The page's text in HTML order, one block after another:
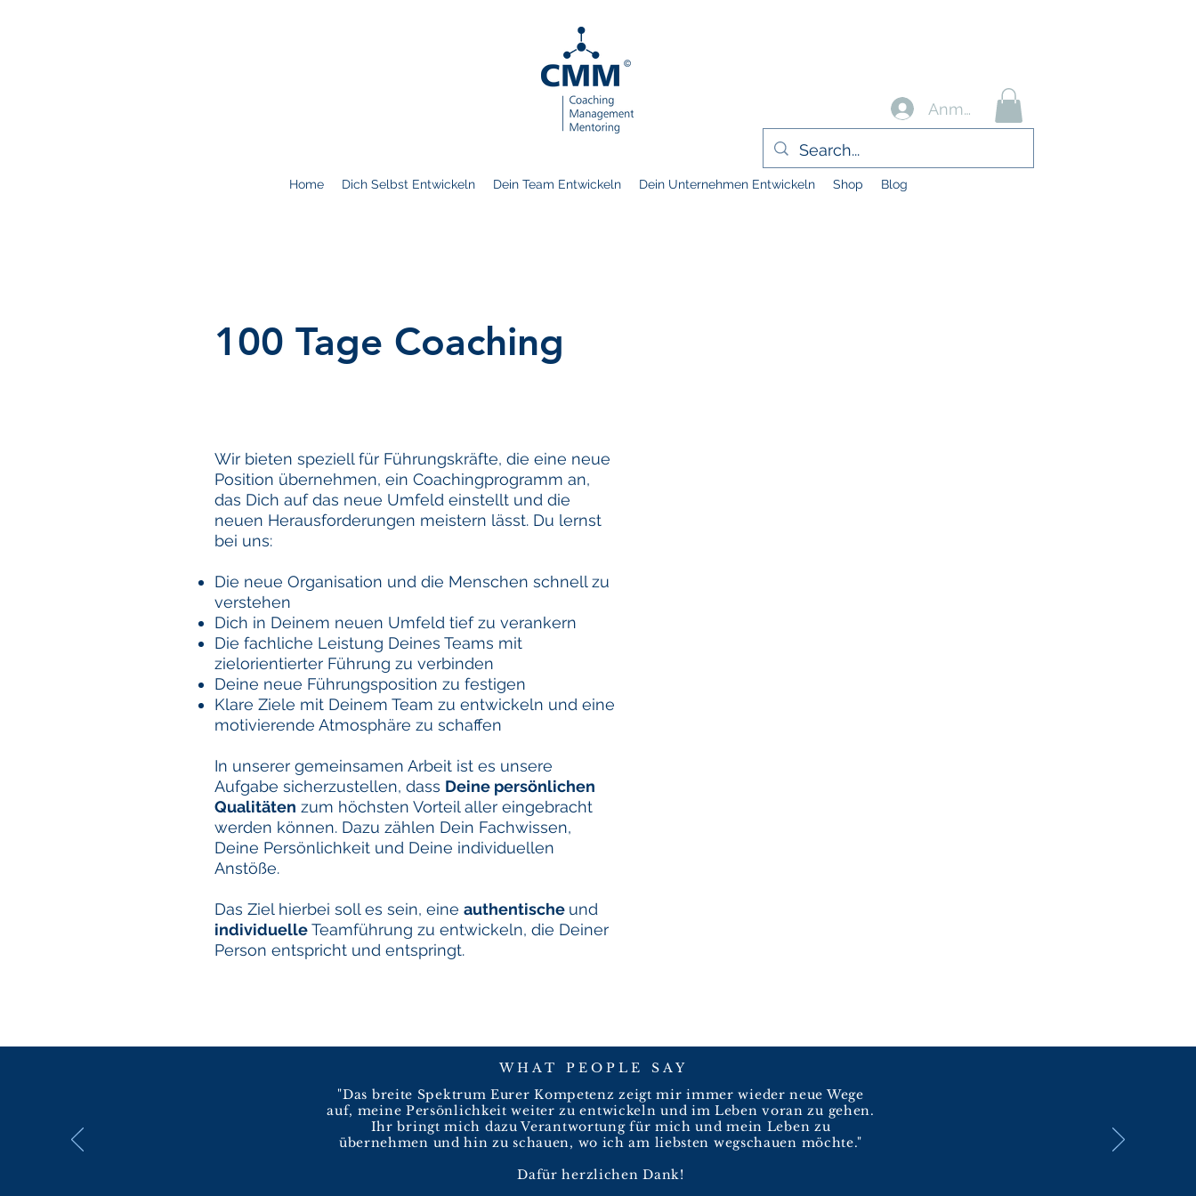
Anmelden
Home Dich Selbst Entwickeln Dein Team Entwickeln Dein Unternehmen Entwickeln Shop Blog
100 Tage Coaching
Wir bieten speziell für Führungskräfte, die eine neue
Position übernehmen, ein Coachingprogramm an,
das Dich auf das neue Umfeld einstellt und die
neuen Herausforderungen meistern lässt. Du lernst
bei uns:
Die neue Organisation und die Menschen schnell zu
verstehen
Dich in Deinem neuen Umfeld tief zu verankern
Die fachliche Leistung Deines Teams mit
zielorientierter Führung zu verbinden
Deine neue Führungsposition zu festigen
Klare Ziele mit Deinem Team zu entwickeln und eine
motivierende Atmosphäre zu schaffen
In unserer gemeinsamen Arbeit ist es unsere
Aufgabe sicherzustellen, dass Deine persönlichen
Qualitäten zum höchsten Vorteil aller eingebracht
werden können. Dazu zählen Dein Fachwissen,
Deine Persönlichkeit und Deine individuellen
Anstöße.
Das Ziel hierbei soll es sein, eine authentische und
individuelleTeamführung zu entwickeln, die Deiner
Person entspricht und entspringt.
WHAT PEOPLE SAY
"Das breite Spektrum Eurer Kompetenz zeigt mir immer wieder neue Wege
auf, meine Persönlichkeit weiter zu entwickeln und im Leben voran zu gehen.
Ihr bringt mich dazu Verantwortung für mich und mein Leben zu
übernehmen und hin zu schauen, wo ich am liebsten wegschauen möchte."
Dafür herzlichen Dank!